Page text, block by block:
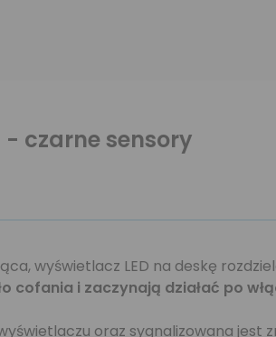
czarne sensory
wyświetlacz LED na deskę
cofania i zaczynają działać po
oraz sygnalizowana jest